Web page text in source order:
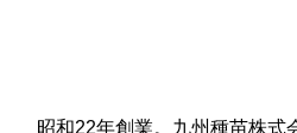
昭和22年創業。九州種苗株式